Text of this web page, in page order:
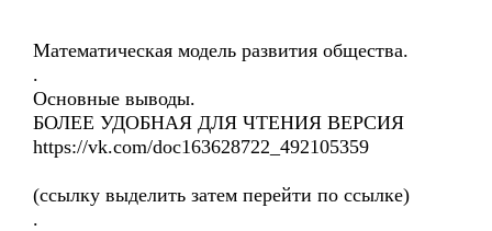
Математическая модель развития общества.
.
Основные выводы.
БОЛЕЕ УДОБНАЯ ДЛЯ ЧТЕНИЯ ВЕРСИЯ
https://vk.com/doc163628722_492105359
(ссылку выделить затем перейти по ссылке)
.